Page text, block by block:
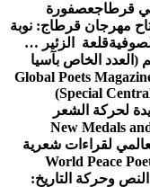
قرطاجعصفورة
مهرجان قرطاج: نوبة
قلعة الزئير …
(العدد الخاص بآسيا
Global Poets
(Special
لحركة الشعر
New Medals
لقراءات شعرية
World Peace
النص وحركة التاريخ: